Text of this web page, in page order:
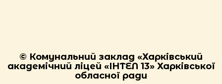
© Комунальний заклад «Харківський
академічний ліцей «ІНТЕЛ 13» Харківської
обласної ради